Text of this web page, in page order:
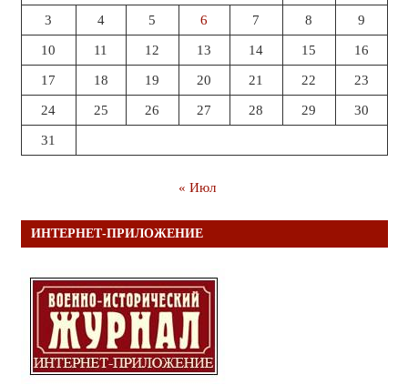
3 4 5 6 7 8 9
10 11 12 13 14 15 16
17 18 19 20 21 22 23
24 25 26 27 28 29 30
31
« Июл
ИНТЕРНЕТ-ПРИЛОЖЕНИЕ